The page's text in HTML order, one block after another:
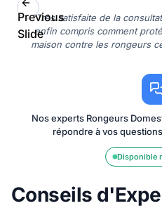
"Très satisfaite de la
enfin compris comment
maison contre les rongeurs
Previous
Slide
Nos experts Rongeurs
répondre à vos
Disponible
Conseils